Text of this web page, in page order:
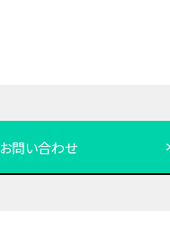
お問い合わせ